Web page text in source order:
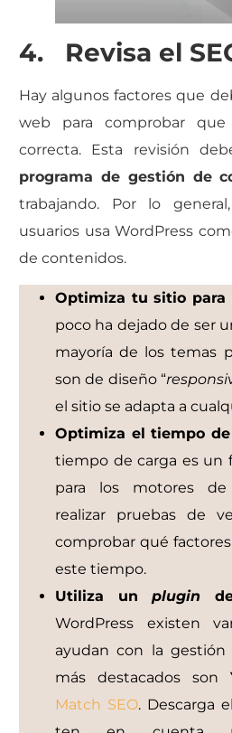
4. Revisa el
Hay algunos factores que
web para comprobar
correcta. Esta revisión
programa de gestión de
trabajando. Por lo
usuarios usa WordPress
de contenidos.
Optimiza tu sitio para
poco ha dejado de ser
mayoría de los temas
son de diseño “
el sitio se adapta a
Optimiza el tiempo
tiempo de carga es un
para los motores de
realizar pruebas de
comprobar qué
este tiempo.
Utiliza un plugin
WordPress existen
ayudan con la
más destacados son
Match SEO. Descarga